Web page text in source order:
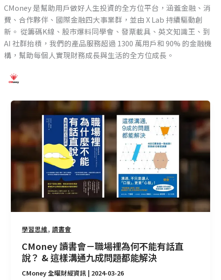
CMoney 是幫助用戶做好人生投資的全方位平台，涵蓋金融、消
費、合作夥伴、國際金融四大事業群，並由 X Lab 持續驅動創
新。 從籌碼K線、股市爆料同學會、發票載具、英文知識王、到
AI 社群抬槓，我們的產品服務超過 1300 萬用戶和 90% 的金融機
構，幫助每個人實現財務成長與生活的全方位成長。
學習思維,讀書會
CMoney 讀書會－職場裡為何不能有話直
說？ & 這樣溝通九成問題都能解決
CMoney 全曜財經資訊 | 2024-03-26
書
會
職
裡
為
何
不
能
有
話
直